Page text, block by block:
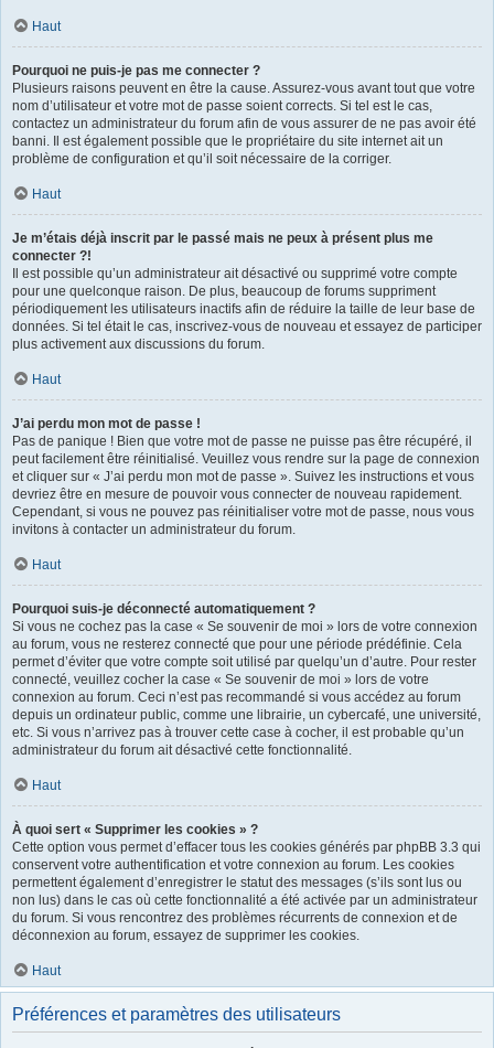
Haut
Pourquoi ne puis-je pas me connecter ?
Plusieurs raisons peuvent en être la cause. Assurez-vous avant tout que votre
nom d’utilisateur et votre mot de passe soient corrects. Si tel est le cas,
contactez un administrateur du forum afin de vous assurer de ne pas avoir été
banni. Il est également possible que le propriétaire du site internet ait un
problème de configuration et qu’il soit nécessaire de la corriger.
Haut
Je m’étais déjà inscrit par le passé mais ne peux à présent plus me
connecter ?!
Il est possible qu’un administrateur ait désactivé ou supprimé votre compte
pour une quelconque raison. De plus, beaucoup de forums suppriment
périodiquement les utilisateurs inactifs afin de réduire la taille de leur base de
données. Si tel était le cas, inscrivez-vous de nouveau et essayez de participer
plus activement aux discussions du forum.
Haut
J’ai perdu mon mot de passe !
Pas de panique ! Bien que votre mot de passe ne puisse pas être récupéré, il
peut facilement être réinitialisé. Veuillez vous rendre sur la page de connexion
et cliquer sur « J’ai perdu mon mot de passe ». Suivez les instructions et vous
devriez être en mesure de pouvoir vous connecter de nouveau rapidement.
Cependant, si vous ne pouvez pas réinitialiser votre mot de passe, nous vous
invitons à contacter un administrateur du forum.
Haut
Pourquoi suis-je déconnecté automatiquement ?
Si vous ne cochez pas la case « Se souvenir de moi » lors de votre connexion
au forum, vous ne resterez connecté que pour une période prédéfinie. Cela
permet d’éviter que votre compte soit utilisé par quelqu’un d’autre. Pour rester
connecté, veuillez cocher la case « Se souvenir de moi » lors de votre
connexion au forum. Ceci n’est pas recommandé si vous accédez au forum
depuis un ordinateur public, comme une librairie, un cybercafé, une université,
etc. Si vous n’arrivez pas à trouver cette case à cocher, il est probable qu’un
administrateur du forum ait désactivé cette fonctionnalité.
Haut
À quoi sert « Supprimer les cookies » ?
Cette option vous permet d’effacer tous les cookies générés par phpBB 3.3 qui
conservent votre authentification et votre connexion au forum. Les cookies
permettent également d’enregistrer le statut des messages (s’ils sont lus ou
non lus) dans le cas où cette fonctionnalité a été activée par un administrateur
du forum. Si vous rencontrez des problèmes récurrents de connexion et de
déconnexion au forum, essayez de supprimer les cookies.
Haut
Préférences et paramètres des utilisateurs